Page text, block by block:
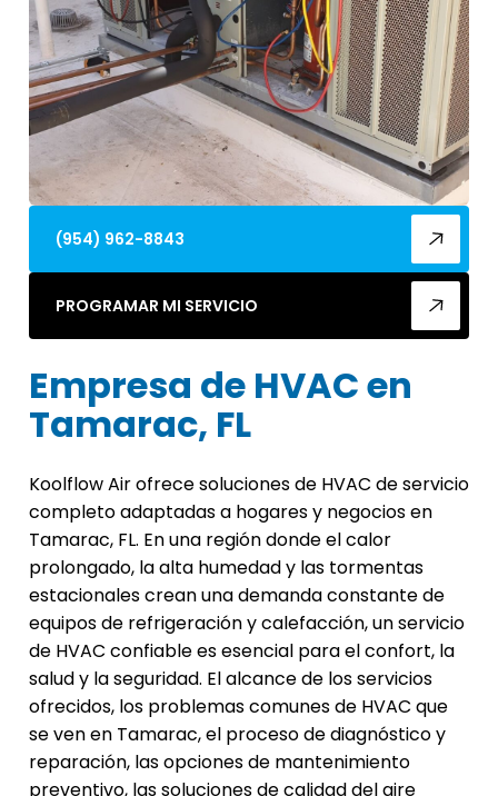
(954) 962-8843
PROGRAMAR MI SERVICIO
Empresa de HVAC en
Tamarac, FL
Koolflow Air ofrece soluciones de HVAC de servicio
completo adaptadas a hogares y negocios en
Tamarac, FL. En una región donde el calor
prolongado, la alta humedad y las tormentas
estacionales crean una demanda constante de
equipos de refrigeración y calefacción, un servicio
de HVAC confiable es esencial para el confort, la
salud y la seguridad. El alcance de los servicios
ofrecidos, los problemas comunes de HVAC que
se ven en Tamarac, el proceso de diagnóstico y
reparación, las opciones de mantenimiento
preventivo, las soluciones de calidad del aire